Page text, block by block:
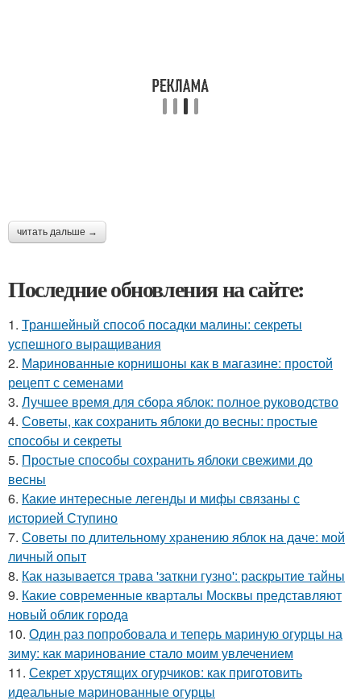
читать дальше →
Последние обновления на сайте:
1. Траншейный способ посадки малины: секреты
успешного выращивания
2. Маринованные корнишоны как в магазине: простой
рецепт с семенами
3. Лучшее время для сбора яблок: полное руководство
4. Советы, как сохранить яблоки до весны: простые
способы и секреты
5. Простые способы сохранить яблоки свежими до
весны
6. Какие интересные легенды и мифы связаны с
историей Ступино
7. Советы по длительному хранению яблок на даче: мой
личный опыт
8. Как называется трава 'заткни гузно': раскрытие тайны
9. Какие современные кварталы Москвы представляют
новый облик города
10. Один раз попробовала и теперь мариную огурцы на
зиму: как маринование стало моим увлечением
11. Секрет хрустящих огурчиков: как приготовить
идеальные маринованные огурцы